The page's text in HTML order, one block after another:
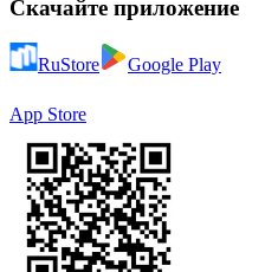
Скачайте приложение
RuStore Google Play
App Store